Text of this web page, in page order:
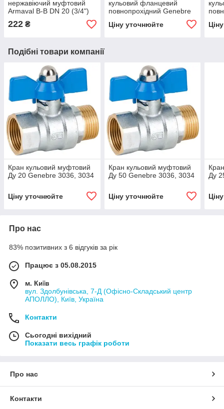
нержавіючий муфтовий
Armaval В-В DN 20 (3/4")
222 ₴
кульовий фланцевий
повнопрохідний Genebre
Ціну уточнюйте
Подібні товари компанії
Кран кульовий муфтовий
Ду 20 Genebre 3036, 3034
Ціну уточнюйте
Кран кульовий муфтовий
Ду 50 Genebre 3036, 3034
Ціну уточнюйте
Ду
Про нас
83% позитивних з 6 відгуків за рік
Працює з 05.08.2015
м. Київ
вул. Здолбунівська, 7-Д (Офісно-Складський центр
АПОЛЛО), Київ, Україна
Контакти
Сьогодні вихідний
Показати весь графік роботи
Про нас
Контакти